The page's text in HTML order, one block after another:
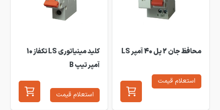
محافظ جان 2 پل 40 آمپر LS
استعلام قیمت
کلید مینیاتوری LS تکفاز 10
آمپر تیپ B
استعلام قیمت